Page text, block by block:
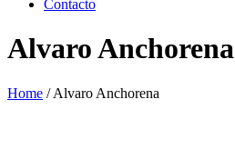
Contacto
Alvaro Anchorena
Home /Alvaro Anchorena